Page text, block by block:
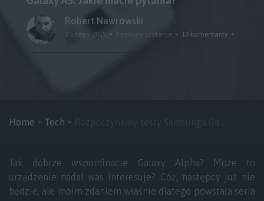
Robert Nawrowski
2 lutego 2015 3 minuty czytania 10 komentarzy
Home Tech
Jak dobrze wspominacie Galaxy Alpha? Może to
urządzenie nadal was interesuje? Cóż, następcy już nie
będzie, ale moim zdaniem właśnie dlatego powstała seria